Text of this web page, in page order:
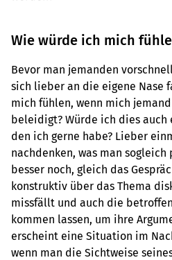
Wie würde ich mich
Bevor man jemanden
sich lieber an die eigene Nase
mich fühlen, wenn mich
beleidigt? Würde ich dies auch
den ich gerne habe? Lieber
nachdenken, was man
besser noch, gleich das
konstruktiv über das Thema
missfällt und auch die
kommen lassen, um ihre
erscheint eine Situation im
wenn man die Sichtweise